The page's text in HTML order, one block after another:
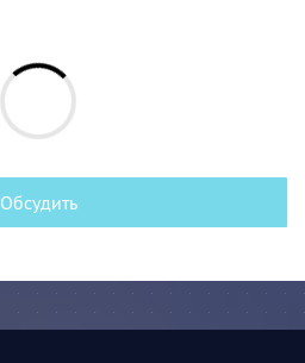
Обсудить